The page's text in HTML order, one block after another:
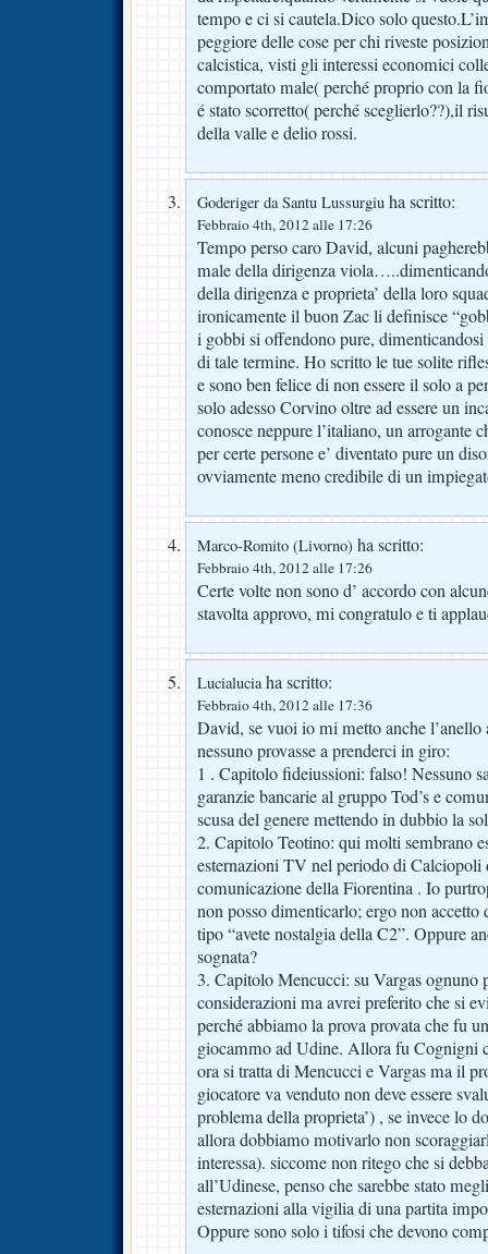
tempo e ci si cautela.Dico solo
peggiore delle cose per chi riveste
calcistica, visti gli interessi economici
comportato male( perché proprio con la
é stato scorretto( perché sceglierlo??),il
della valle e delio rossi.
Goderiger da Santu Lussurgiu ha scritto:
Febbraio 4th, 2012 alle 17:26
Tempo perso caro David, alcuni
male della dirigenza
della dirigenza e proprieta’ della loro
ironicamente il buon Zac li definisce
i gobbi si offendono pure,
di tale termine. Ho scritto le tue solite
e sono ben felice di non essere il solo a
solo adesso Corvino oltre ad essere un
conosce neppure l’italiano, un arrogante
per certe persone e’ diventato pure un
ovviamente meno credibile di un
Marco-Romito (Livorno) ha scritto:
Febbraio 4th, 2012 alle 17:26
Certe volte non sono d’ accordo con
stavolta approvo, mi congratulo e ti
Lucialuciaha scritto:
Febbraio 4th, 2012 alle 17:36
David, se vuoi io mi metto anche l’anello
nessuno provasse a prenderci in giro:
1 . Capitolo fideiussioni: falso! Nessuno
garanzie bancarie al gruppo Tod’s e
scusa del genere mettendo in dubbio la
2. Capitolo Teotino: qui molti sembrano
esternazioni TV nel periodo di Calciopoli
comunicazione della Fiorentina . Io
non posso dimenticarlo; ergo non accetto
tipo “avete nostalgia della C2”. Oppure
sognata?
3. Capitolo Mencucci: su Vargas ognuno
considerazioni ma avrei preferito che si
perché abbiamo la prova provata che fu
giocammo ad Udine. Allora fu Cognigni
ora si tratta di Mencucci e Vargas ma il
giocatore va venduto non deve essere
problema della proprieta’) , se invece lo
allora dobbiamo motivarlo non
interessa). siccome non ritego che si
all’Udinese, penso che sarebbe stato
esternazioni alla vigilia di una partita
Oppure sono solo i tifosi che devono